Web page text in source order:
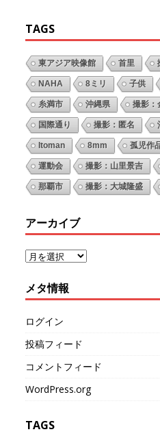
TAGS
東アジア映像館 首里
NAHA 8ミリ 子供
糸満市 沖縄県 撮影：
国際通り 撮影：匿名
Itoman 8mm 孤児作
運動会 撮影：山里景吉
那覇市 撮影：大城隆盛
アーカイブ
メタ情報
ログイン
投稿フィード
コメントフィード
WordPress.org
TAGS